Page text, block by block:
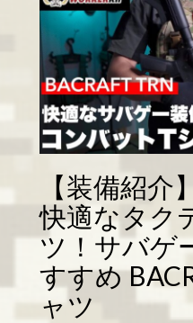
【装備紹介
快適なタク
ツ！サバゲ
すすめ
ャツ